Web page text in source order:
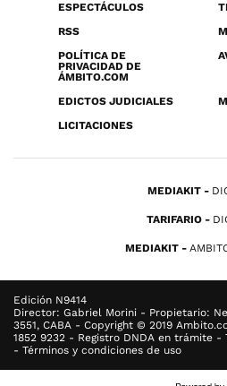
ESPECTÁCULOS
RSS
POLÍTICA DE
PRIVACIDAD DE
ÁMBITO.COM
EDICTOS JUDICIALES
LICITACIONES
MEDIAKIT
TARIFARIO
MEDIAKIT
Edición N9414
Director: Gabriel Morini - Propietario:
3551, CABA - Copyright © 2019
1852 9232 - Registro DNDA en trámite -
- Términos y condiciones de uso